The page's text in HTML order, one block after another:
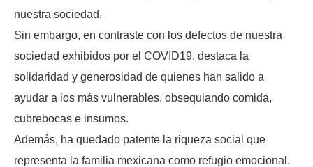
nuestra sociedad.
Sin embargo, en contraste con los defectos de nuestra
sociedad exhibidos por el COVID19, destaca la
solidaridad y generosidad de quienes han salido a
ayudar a los más vulnerables, obsequiando comida,
cubrebocas e insumos.
Además, ha quedado patente la riqueza social que
representa la familia mexicana como refugio emocional.